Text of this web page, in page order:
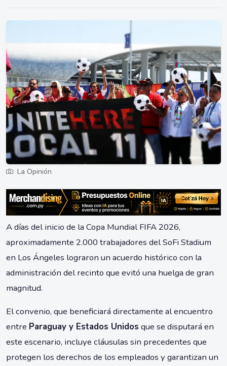
La Opinión
A días del inicio de la Copa Mundial FIFA 2026,
aproximadamente 2.000 trabajadores del SoFi Stadium
en Los Ángeles lograron un acuerdo histórico con la
administración del recinto que evitó una huelga de gran
magnitud.
El convenio, que beneficiará directamente al encuentro
entre Paraguay y Estados Unidos que se disputará en
este escenario, incluye cláusulas sin precedentes que
protegen los derechos de los empleados y garantizan un